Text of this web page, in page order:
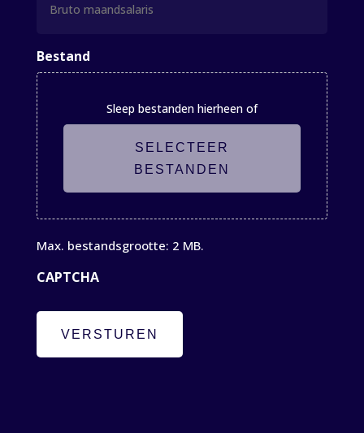
maandsalaris
Bestand
Sleep bestanden hierheen of
SELECTEER
BESTANDEN
Max. bestandsgrootte: 2 MB.
CAPTCHA
VERSTUREN